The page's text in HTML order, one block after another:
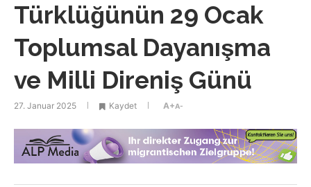
Türklüğünün 29 Ocak
Toplumsal Dayanışma
ve Milli Direniş Günü
27. Januar 2025 Kaydet A+A-